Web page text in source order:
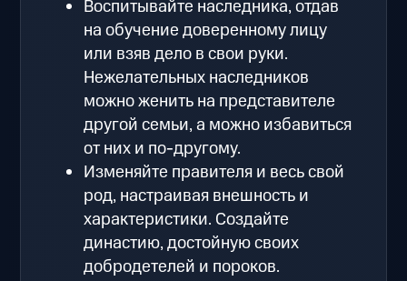
Воспитывайте наследника, отдав
на обучение доверенному лицу
или взяв дело в свои руки.
Нежелательных наследников
можно женить на представителе
другой семьи, а можно избавиться
от них и по-другому.
Изменяйте правителя и весь свой
род, настраивая внешность и
характеристики. Создайте
династию, достойную своих
добродетелей и пороков.